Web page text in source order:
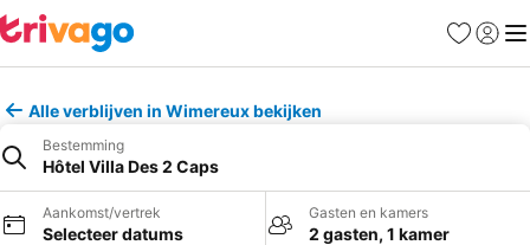
Favorieten
Alle verblijven in Wimereux bekijken
Bestemming
Hôtel Villa Des 2 Caps
Aankomst/vertrek
Selecteer datums
Gasten en kamers
2 gasten, 1 kamer